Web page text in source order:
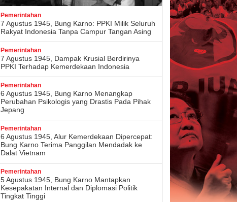
Pemerintahan
7 Agustus 1945, Bung Karno: PPKI Milik Seluruh
Rakyat Indonesia Tanpa Campur Tangan Asing
Pemerintahan
7 Agustus 1945, Dampak Krusial Berdirinya
PPKI Terhadap Kemerdekaan Indonesia
Pemerintahan
6 Agustus 1945, Bung Karno Menangkap
Perubahan Psikologis yang Drastis Pada Pihak
Jepang
Pemerintahan
6 Agustus 1945, Alur Kemerdekaan Dipercepat:
Bung Karno Terima Panggilan Mendadak ke
Dalat Vietnam
Pemerintahan
5 Agustus 1945, Bung Karno Mantapkan
Kesepakatan Internal dan Diplomasi Politik
Tingkat Tinggi